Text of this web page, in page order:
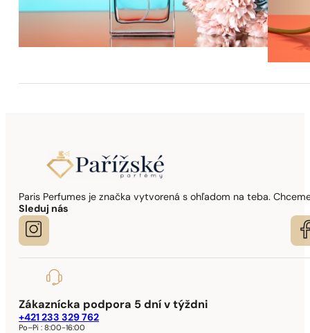
Paris Perfumes je značka vytvorená s ohľadom na teba.
Sleduj nás
Zákaznícka podpora 5 dní v týždni
+421 233 329 762
Po–Pi :8:00-16:00